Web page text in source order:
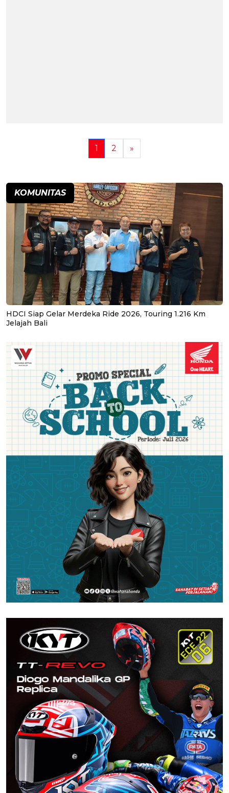
1 2 »
KOMUNITAS
HDCI Siap Gelar Merdeka Ride 2026, Touring 1.216 Km
Jelajah Bali